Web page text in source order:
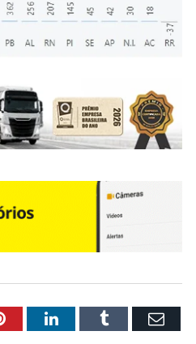
PinterestLinkedInTumblr Email